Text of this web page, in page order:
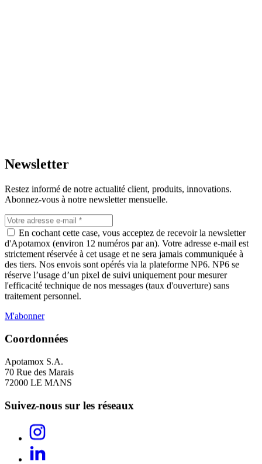
Voir la page
Newsletter
Restez informé de notre actualité client, produits, innovations.
Abonnez-vous à notre newsletter mensuelle.
En cochant cette case, vous acceptez de recevoir la newsletter
d'Apotamox (environ 12 numéros par an). Votre adresse e-mail est
strictement réservée à cet usage et ne sera jamais communiquée à
des tiers. Nos envois sont opérés via la plateforme NP6. NP6 se
réserve l’usage d’un pixel de suivi uniquement pour mesurer
l'efficacité technique de nos messages (taux d'ouverture) sans
traitement personnel.
M'abonner
Coordonnées
Apotamox S.A.
70 Rue des Marais
72000 LE MANS
Suivez-nous sur les réseaux